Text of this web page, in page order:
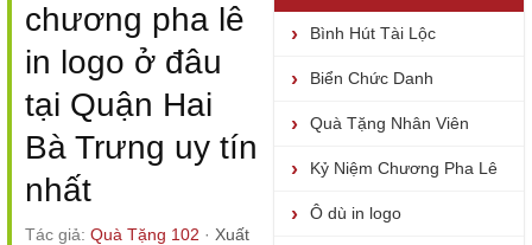
chương pha lê
in logo ở đâu
tại Quận Hai
Bà Trưng uy tín
nhất
Tác giả: Quà Tặng 102 · Xuất
Bình Hút Tài Lộc
Biển Chức Danh
Quà Tặng Nhân Viên
Kỷ Niệm Chương Pha Lê
Ô dù in logo